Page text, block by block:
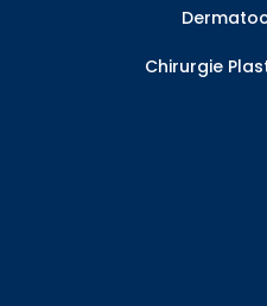
Chirurgie